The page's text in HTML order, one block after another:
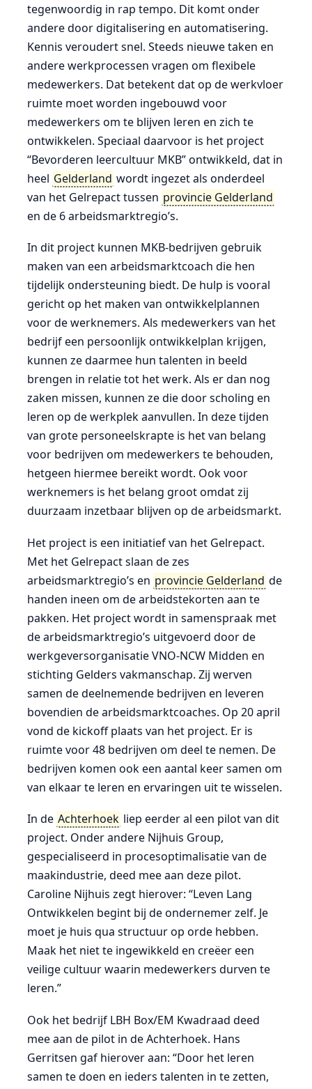
tegenwoordig in rap tempo. Dit komt onder
andere door digitalisering en automatisering.
Kennis veroudert snel. Steeds nieuwe taken en
andere werkprocessen vragen om flexibele
medewerkers. Dat betekent dat op de werkvloer
ruimte moet worden ingebouwd voor
medewerkers om te blijven leren en zich te
ontwikkelen. Speciaal daarvoor is het project
“Bevorderen leercultuur MKB” ontwikkeld, dat in
heel Gelderland wordt ingezet als onderdeel
van het Gelrepact tussen provincie Gelderland
en de 6 arbeidsmarktregio’s.
In dit project kunnen MKB-bedrijven gebruik
maken van een arbeidsmarktcoach die hen
tijdelijk ondersteuning biedt. De hulp is vooral
gericht op het maken van ontwikkelplannen
voor de werknemers. Als medewerkers van het
bedrijf een persoonlijk ontwikkelplan krijgen,
kunnen ze daarmee hun talenten in beeld
brengen in relatie tot het werk. Als er dan nog
zaken missen, kunnen ze die door scholing en
leren op de werkplek aanvullen. In deze tijden
van grote personeelskrapte is het van belang
voor bedrijven om medewerkers te behouden,
hetgeen hiermee bereikt wordt. Ook voor
werknemers is het belang groot omdat zij
duurzaam inzetbaar blijven op de arbeidsmarkt.
Het project is een initiatief van het Gelrepact.
Met het Gelrepact slaan de zes
arbeidsmarktregio’s en provincie Gelderland de
handen ineen om de arbeidstekorten aan te
pakken. Het project wordt in samenspraak met
de arbeidsmarktregio’s uitgevoerd door de
werkgeversorganisatie VNO-NCW Midden en
stichting Gelders vakmanschap. Zij werven
samen de deelnemende bedrijven en leveren
bovendien de arbeidsmarktcoaches. Op 20 april
vond de kickoff plaats van het project. Er is
ruimte voor 48 bedrijven om deel te nemen. De
bedrijven komen ook een aantal keer samen om
van elkaar te leren en ervaringen uit te wisselen.
In de Achterhoek liep eerder al een pilot van dit
project. Onder andere Nijhuis Group,
gespecialiseerd in procesoptimalisatie van de
maakindustrie, deed mee aan deze pilot.
Caroline Nijhuis zegt hierover: “Leven Lang
Ontwikkelen begint bij de ondernemer zelf. Je
moet je huis qua structuur op orde hebben.
Maak het niet te ingewikkeld en creëer een
veilige cultuur waarin medewerkers durven te
leren.”
Ook het bedrijf LBH Box/EM Kwadraad deed
mee aan de pilot in de Achterhoek. Hans
Gerritsen gaf hierover aan: “Door het leren
samen te doen en ieders talenten in te zetten,